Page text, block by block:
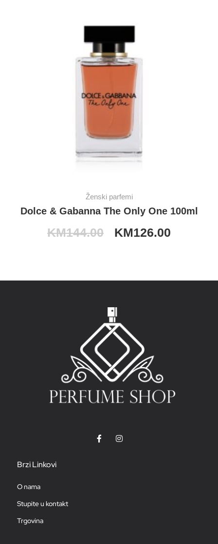
Ženski parfemi
Dolce & Gabanna The Only One 100ml
KM144.00 KM126.00
Brzi Linkovi
O nama
Stupite u kontakt
Trgovina